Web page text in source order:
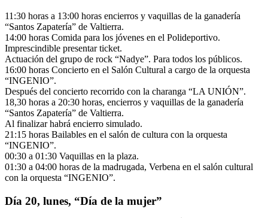
11:30 horas a 13:00 horas encierros y vaquillas de la ganadería
“Santos Zapatería” de Valtierra.
14:00 horas Comida para los jóvenes en el Polideportivo.
Imprescindible presentar ticket.
Actuación del grupo de rock “Nadye”. Para todos los públicos.
16:00 horas Concierto en el Salón Cultural a cargo de la orquesta
“INGENIO”.
Después del concierto recorrido con la charanga “LA UNIÓN”.
18,30 horas a 20:30 horas, encierros y vaquillas de la ganadería
“Santos Zapatería” de Valtierra.
Al finalizar habrá encierro simulado.
21:15 horas Bailables en el salón de cultura con la orquesta
“INGENIO”.
00:30 a 01:30 Vaquillas en la plaza.
01:30 a 04:00 horas de la madrugada, Verbena en el salón cultural
con la orquesta “INGENIO”.
Día 20, lunes, “Día de la mujer”